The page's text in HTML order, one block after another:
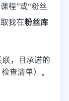
程”或“粉丝
我在粉丝库
，且承诺的
查清单）。